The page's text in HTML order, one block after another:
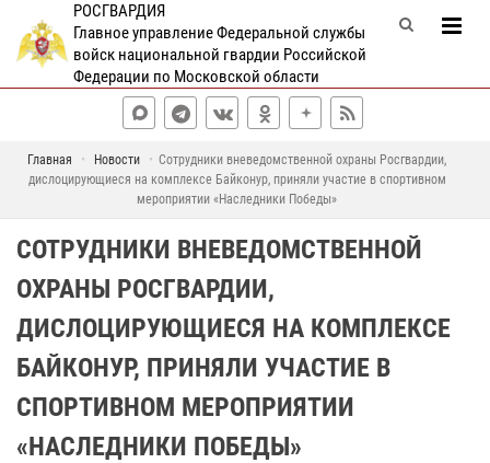
РОСГВАРДИЯ
Главное управление Федеральной службы
войск национальной гвардии Российской
Федерации по Московской области
Главная Новости
Сотрудники вневедомственной охраны Росгвардии,
дислоцирующиеся на комплексе Байконур, приняли участие в спортивном
мероприятии «Наследники Победы»
СОТРУДНИКИ ВНЕВЕДОМСТВЕННОЙ
ОХРАНЫ РОСГВАРДИИ,
ДИСЛОЦИРУЮЩИЕСЯ НА КОМПЛЕКСЕ
БАЙКОНУР, ПРИНЯЛИ УЧАСТИЕ В
СПОРТИВНОМ МЕРОПРИЯТИИ
«НАСЛЕДНИКИ ПОБЕДЫ»